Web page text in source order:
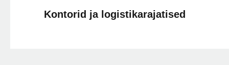
Kontorid ja logistikarajatised